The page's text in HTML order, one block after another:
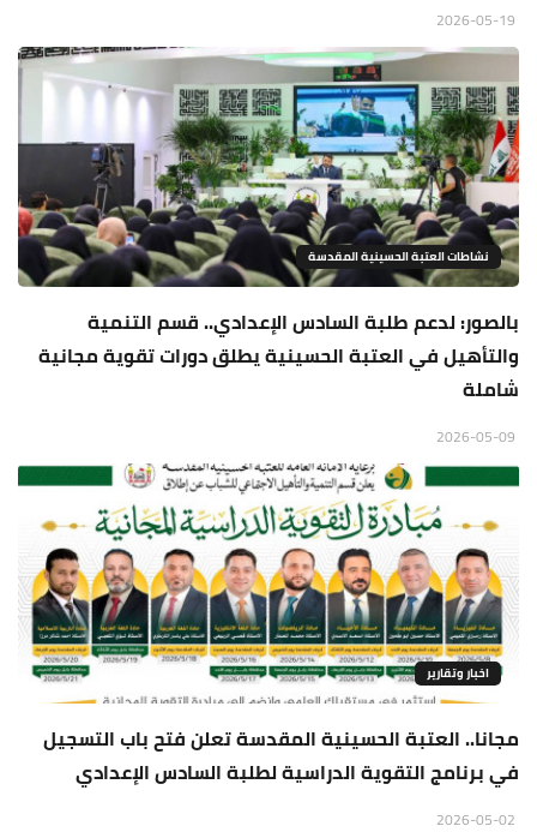
نشاطات العتبة الحسينية المقدسة
بالصور: لدعم طلبة السادس الإعدادي.. قسم التنمية
والتأهيل في العتبة الحسينية يطلق دورات تقوية مجانية
شاملة
اخبار وتقارير
مجانا.. العتبة الحسينية المقدسة تعلن فتح باب التسجيل
في برنامج التقوية الدراسية لطلبة السادس الإعدادي